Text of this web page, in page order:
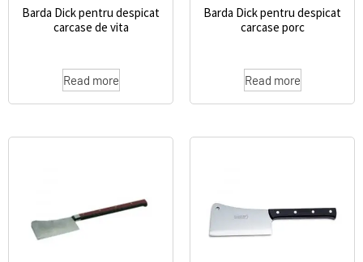
Barda Dick pentru despicat
carcase de vita
Read more
Barda Dick pentru despicat
carcase porc
Read more